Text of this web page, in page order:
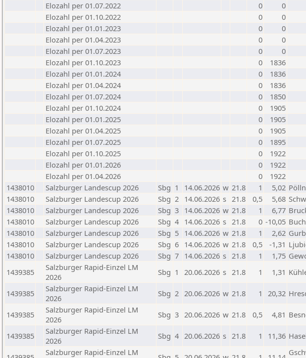
Elozahl per 01.07.2022
0
0
Elozahl per 01.10.2022
0
0
Elozahl per 01.01.2023
0
0
Elozahl per 01.04.2023
0
0
Elozahl per 01.07.2023
0
0
Elozahl per 01.10.2023
0
1836
Elozahl per 01.01.2024
0
1836
Elozahl per 01.04.2024
0
1836
Elozahl per 01.07.2024
0
1850
Elozahl per 01.10.2024
0
1905
Elozahl per 01.01.2025
0
1905
Elozahl per 01.04.2025
0
1905
Elozahl per 01.07.2025
0
1895
Elozahl per 01.10.2025
0
1922
Elozahl per 01.01.2026
0
1922
Elozahl per 01.04.2026
0
1922
1438010
Salzburger Landescup 2026 Sbg 1 14.06.2026 w 21.8 1 5,02
1438010
Salzburger Landescup 2026 Sbg 2 14.06.2026 s 21.8 0,5 5,68
1438010
Salzburger Landescup 2026 Sbg 3 14.06.2026 w 21.8 1 6,77
1438010
Salzburger Landescup 2026 Sbg 4 14.06.2026 s 21.8 0 -10,05
1438010
Salzburger Landescup 2026 Sbg 5 14.06.2026 w 21.8 1 2,62
1438010
Salzburger Landescup 2026 Sbg 6 14.06.2026 w 21.8 0,5 -1,31
1438010
Salzburger Landescup 2026 Sbg 7 14.06.2026 s 21.8 1 1,75
1439385
Salzburger Rapid-Einzel LM
2026
Sbg 1 20.06.2026 s 21.8 1 1,31
1439385
Salzburger Rapid-Einzel LM
2026
Sbg 2 20.06.2026 w 21.8 1 20,32
1439385
Salzburger Rapid-Einzel LM
2026
Sbg 3 20.06.2026 w 21.8 0,5 4,81
1439385
Salzburger Rapid-Einzel LM
2026
Sbg 4 20.06.2026 s 21.8 1 11,36
Salzburger Rapid-Einzel LM